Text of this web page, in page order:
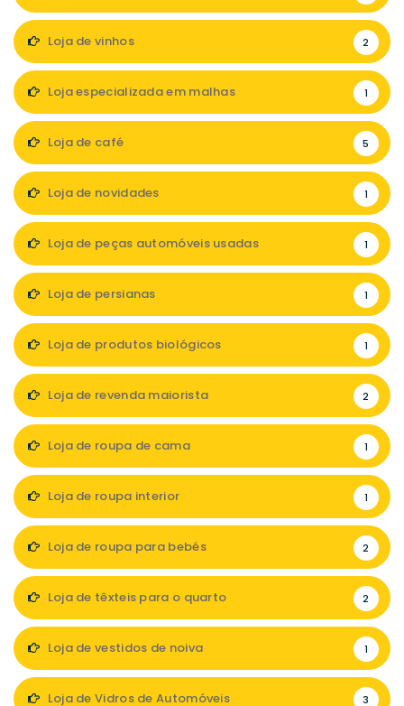
Loja de vinhos 2
Loja especializada em malhas 1
Loja de café 5
Loja de novidades 1
Loja de peças automóveis usadas 1
Loja de persianas 1
Loja de produtos biológicos 1
Loja de revenda maiorista 2
Loja de roupa de cama 1
Loja de roupa interior 1
Loja de roupa para bebés 2
Loja de têxteis para o quarto 2
Loja de vestidos de noiva 1
Loja de Vidros de Automóveis 3